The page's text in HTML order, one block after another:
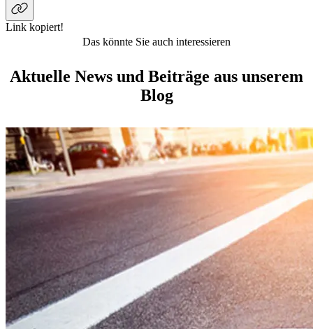
Link kopiert!
Das könnte Sie auch interessieren
Aktuelle News und Beiträge aus unserem
Blog